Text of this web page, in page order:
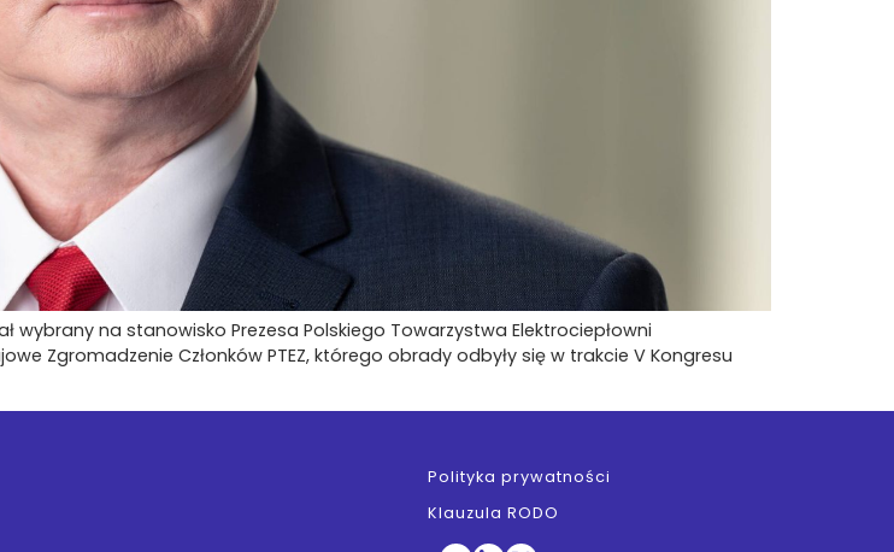
wybrany na stanowisko Prezesa Polskiego Towarzystwa Elektrociepłowni
Zgromadzenie Członków PTEZ, którego obrady odbyły się w trakcie V Kongresu
Polityka prywatności
Klauzula RODO